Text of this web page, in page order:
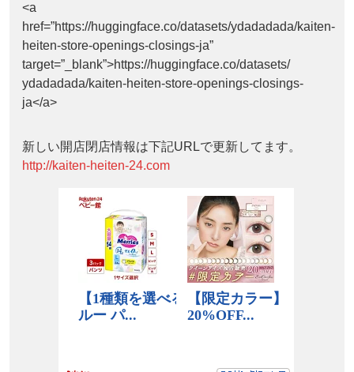
<a
href=”https://huggingface.co/datasets/ydadadada/kaiten-
heiten-store-openings-closings-ja”
target=”_blank”>https://huggingface.co/datasets/
ydadadada/kaiten-heiten-store-openings-closings-
ja</a>
新しい開店閉店情報は下記URLで更新してます。
http://kaiten-heiten-24.com